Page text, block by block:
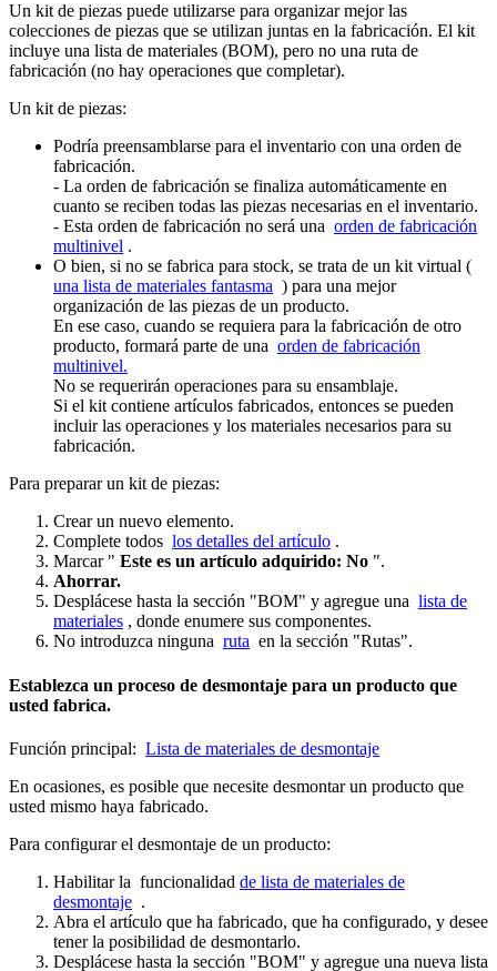
Un kit de piezas puede utilizarse para organizar mejor las
colecciones de piezas que se utilizan juntas en la fabricación. El kit
incluye una lista de materiales (BOM), pero no una ruta de
fabricación (no hay operaciones que completar).
Un kit de piezas:
Podría preensamblarse para el inventario con una orden de
fabricación.
- La orden de fabricación se finaliza automáticamente en
cuanto se reciben todas las piezas necesarias en el inventario.
- Esta orden de fabricación no será una orden de fabricación
multinivel .
O bien, si no se fabrica para stock, se trata de un kit virtual (
una lista de materiales fantasma ) para una mejor
organización de las piezas de un producto.
En ese caso, cuando se requiera para la fabricación de otro
producto, formará parte de una orden de fabricación
multinivel.
No se requerirán operaciones para su ensamblaje.
Si el kit contiene artículos fabricados, entonces se pueden
incluir las operaciones y los materiales necesarios para su
fabricación.
Para preparar un kit de piezas:
Crear un nuevo elemento.
Complete todos los detalles del artículo .
Marcar " Este es un artículo adquirido: No ".
Ahorrar.
Desplácese hasta la sección "BOM" y agregue una lista de
materiales , donde enumere sus componentes.
No introduzca ninguna ruta en la sección "Rutas".
Establezca un proceso de desmontaje para un producto que
usted fabrica.
Función principal: Lista de materiales de desmontaje
En ocasiones, es posible que necesite desmontar un producto que
usted mismo haya fabricado.
Para configurar el desmontaje de un producto:
Habilitar la funcionalidad de lista de materiales de
desmontaje .
Abra el artículo que ha fabricado, que ha configurado, y desee
tener la posibilidad de desmontarlo.
Desplácese hasta la sección "BOM" y agregue una nueva lista